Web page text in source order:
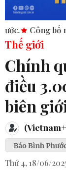
nghị quyết,
Thế giới
Chính
điều
biên
Thứ 4, 18/06/